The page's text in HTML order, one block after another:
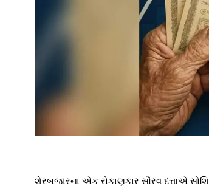
શેરબજારના એક રોકાણકાર સૌરવ દત્તાએ